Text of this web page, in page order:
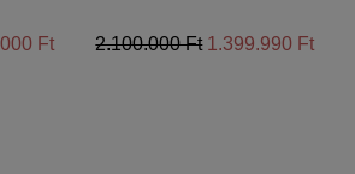
Ft 2.100.000 Ft 1.399.990 Ft